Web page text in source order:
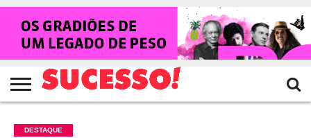
HOME
NOTÍCIAS
SHOWS
ENTREVISTAS
CLIQUES
RANKING
CROWLEY
TV
SUCESSO!
REVISTA
SUCESSO!
DESTAQUE